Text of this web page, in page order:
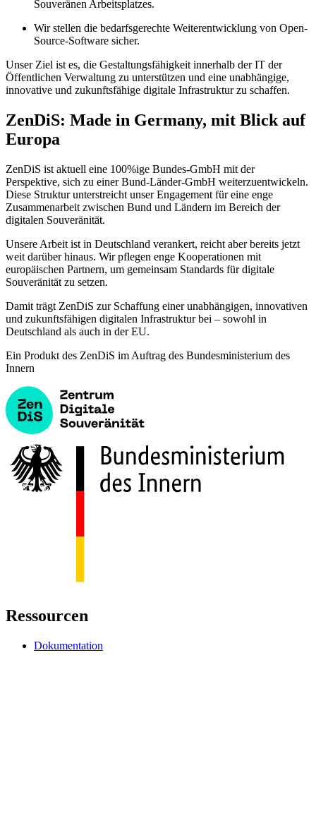
Souveränen Arbeitsplatzes.
Wir stellen die bedarfsgerechte Weiterentwicklung von Open-
Source-Software sicher.
Unser Ziel ist es, die Gestaltungsfähigkeit innerhalb der IT der
Öffentlichen Verwaltung zu unterstützen und eine unabhängige,
innovative und zukunftsfähige digitale Infrastruktur zu schaffen.
ZenDiS: Made in Germany, mit Blick auf
Europa
ZenDiS ist aktuell eine 100%ige Bundes-GmbH mit der
Perspektive, sich zu einer Bund-Länder-GmbH weiterzuentwickeln.
Diese Struktur unterstreicht unser Engagement für eine enge
Zusammenarbeit zwischen Bund und Ländern im Bereich der
digitalen Souveränität.
Unsere Arbeit ist in Deutschland verankert, reicht aber bereits jetzt
weit darüber hinaus. Wir pflegen enge Kooperationen mit
europäischen Partnern, um gemeinsam Standards für digitale
Souveränität zu setzen.
Damit trägt ZenDiS zur Schaffung einer unabhängigen, innovativen
und zukunftsfähigen digitalen Infrastruktur bei – sowohl in
Deutschland als auch in der EU.
Ein Produkt des ZenDiS im Auftrag des Bundesministerium des
Innern
Ressourcen
Dokumentation